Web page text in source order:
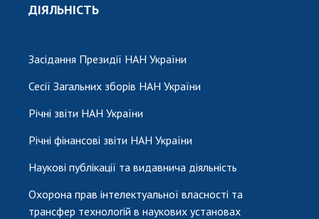
ДІЯЛЬНІСТЬ
Засідання Президії НАН України
Сесії Загальних зборів НАН України
Річні звіти НАН України
Річні фінансові звіти НАН України
Наукові публікації та видавнича діяльність
Охорона прав інтелектуальної власності та
трансфер технологій в наукових установах